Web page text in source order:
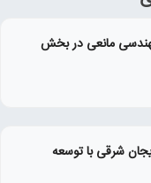
مانعی در بخش
شرقی با توسعه